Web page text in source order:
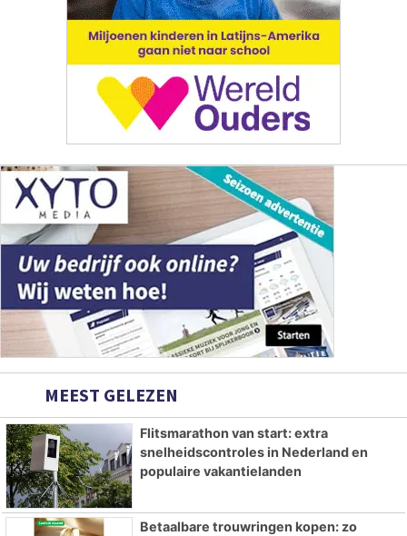
MEEST GELEZEN
Flitsmarathon van start: extra
snelheidscontroles in Nederland en
populaire vakantielanden
Betaalbare trouwringen kopen: zo